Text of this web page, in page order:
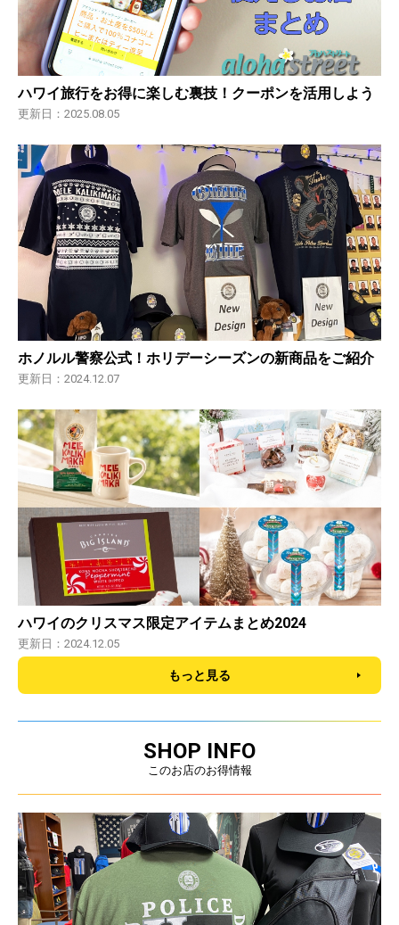
ハワイ旅行をお得に楽しむ裏技！クーポンを活用しよう
更新日：2025.08.05
ホノルル警察公式！ホリデーシーズンの新商品をご紹介
更新日：2024.12.07
ハワイのクリスマス限定アイテムまとめ2024
更新日：2024.12.05
もっと見る
SHOP INFO
このお店のお得情報